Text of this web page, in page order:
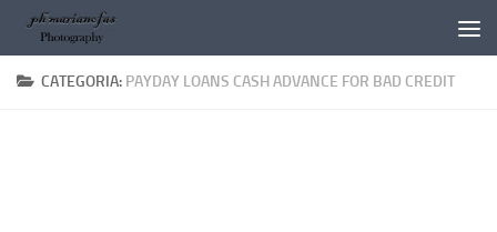
Salta al contenuto
CATEGORIA: PAYDAY LOANS CASH ADVANCE FOR BAD CREDIT